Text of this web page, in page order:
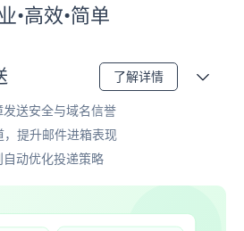
•高效•简单
了解详情
送安全与域名信誉
，提升邮件进箱表现
动优化投递策略